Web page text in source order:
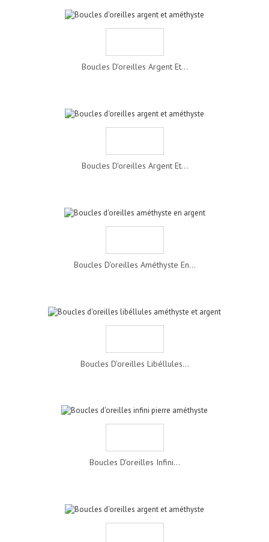
Boucles D'oreilles Argent Et...
Boucles D'oreilles Argent Et...
Boucles D'oreilles Améthyste En...
Boucles D'oreilles Libéllules...
Boucles D'oreilles Infini...